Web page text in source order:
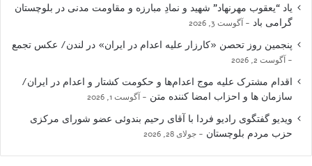
یاد “یعقوب مهرنهاد” شهید و نمادِ مبارزه و مقاومت مدنی در بلوچستان
گرامی باد
آگوست 3, 2026
پنجمین روز تحصن «کارزار علیه اعدام در ایران» در لندن/ عکس تجمع
آگوست 2, 2026
اقدام مشترک علیه موج اعدام‌ها و حکومت کشتار و اعدام در ایران/
سازمان ها و احزاب امضا کننده متن
آگوست 1, 2026
ویدیو گفتگوی رادیو فردا با آقای رحیم بندوئی عضو شورای مرکزی
حزب مردم بلوچستان
جولای 28, 2026